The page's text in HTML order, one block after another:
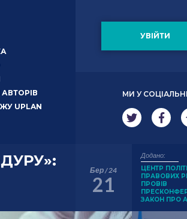
UPLAN
УВІЙТИ
МИ У
Бер / 24
21
Додано:
ЦЕНТР
ПРАВОВИХ
ПРОВІВ
ЗАКОН ПРО